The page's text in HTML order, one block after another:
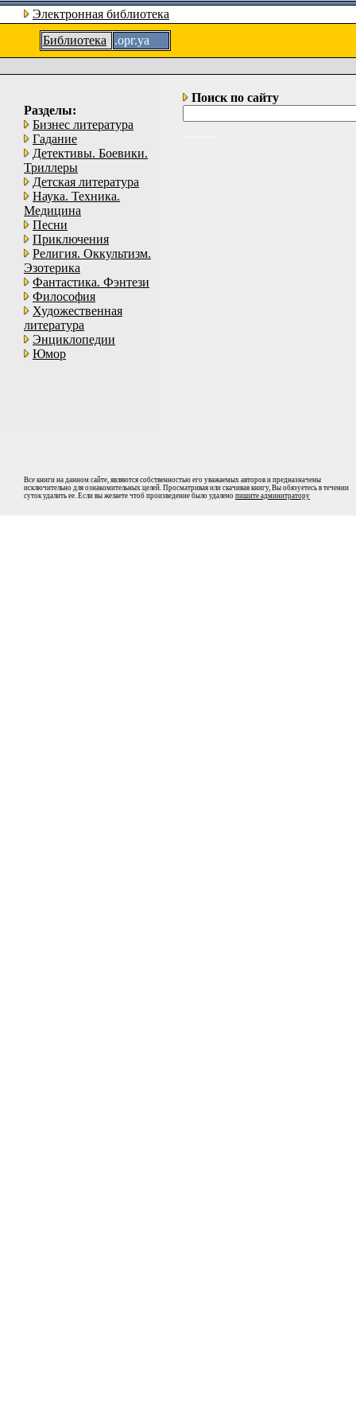
Электронная библиотека
Библиотека
.орг.уа
Разделы:
Бизнес литература
Гадание
Детективы. Боевики.
Триллеры
Детская литература
Наука. Техника.
Медицина
Песни
Приключения
Религия. Оккультизм.
Эзотерика
Фантастика. Фэнтези
Философия
Художественная
литература
Энциклопедии
Юмор
Поиск по сайту
Все книги на данном сайте, являются собственностью его уважаемых авторов и предназначены
исключительно для ознакомительных целей. Просматривая или скачивая книгу, Вы обязуетесь в течении
суток удалить ее. Если вы желаете чтоб произведение было удалено пишите админитратору